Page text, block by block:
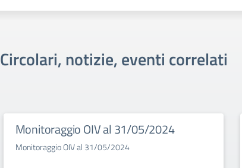
Circolari, notizie, eventi correlati
Monitoraggio OIV al 31/05/2024
Monitoraggio OIV al 31/05/2024